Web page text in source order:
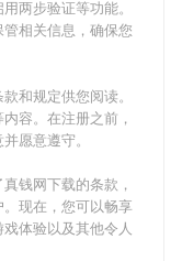
两步验证等功能。
相关信息，确保您
和规定供您阅读。
容。在注册之前，
愿意遵守。
真钱网下载的条款，
现在，您可以畅享
体验以及其他令人